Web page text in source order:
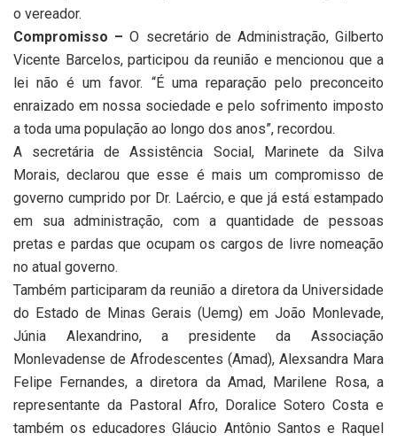
o vereador.
Compromisso – O secretário de Administração, Gilberto
Vicente Barcelos, participou da reunião e mencionou que a
lei não é um favor. “É uma reparação pelo preconceito
enraizado em nossa sociedade e pelo sofrimento imposto
a toda uma população ao longo dos anos”, recordou.
A secretária de Assistência Social, Marinete da Silva
Morais, declarou que esse é mais um compromisso de
governo cumprido por Dr. Laércio, e que já está estampado
em sua administração, com a quantidade de pessoas
pretas e pardas que ocupam os cargos de livre nomeação
no atual governo.
Também participaram da reunião a diretora da Universidade
do Estado de Minas Gerais (Uemg) em João Monlevade,
Júnia Alexandrino, a presidente da Associação
Monlevadense de Afrodescentes (Amad), Alexsandra Mara
Felipe Fernandes, a diretora da Amad, Marilene Rosa, a
representante da Pastoral Afro, Doralice Sotero Costa e
também os educadores Gláucio Antônio Santos e Raquel